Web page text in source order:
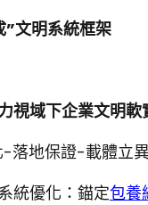
”文明系統框架
視域下企業文明軟
落地保證-載體立
統優化：錨定包養